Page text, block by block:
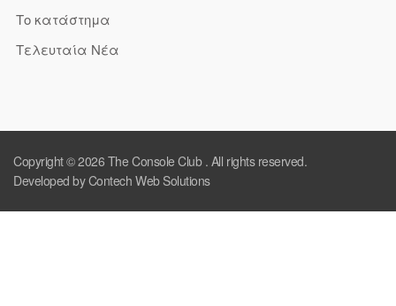
Το κατάστημα
Τελευταία Νέα
Copyright © 2026 The Console Club. All rights reserved.
Developed by Contech Web Solutions